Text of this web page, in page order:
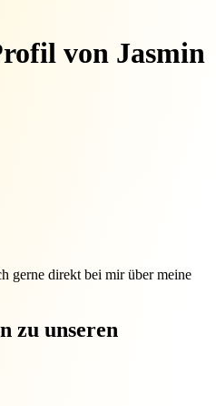
von Jasmin
gerne direkt bei mir über meine
zu unseren